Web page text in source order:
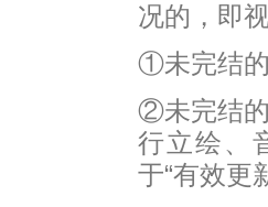
况的，即
①未完结
②未完结
行立绘、
于“有效更